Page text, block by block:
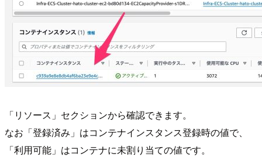
「リソース」セクションから確認できます。
なお「登録済み」はコンテナインスタンス登録時の値で、
「利用可能」はコンテナに未割り当ての値です。